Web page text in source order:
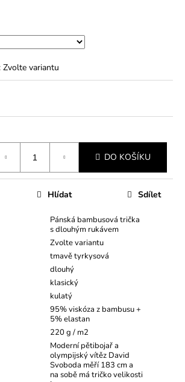
Zvolte variantu
DO KOŠÍKU
Pánská bambusová trička
s dlouhým rukávem
Zvolte variantu
tmavě tyrkysová
dlouhý
klasický
kulatý
95% viskóza z bambusu +
5% elastan
220 g / m2
Moderní pětibojař a
olympijský vítěz David
Svoboda měří 183 cm a
na sobě má tričko velikosti
Hlídat Sdílet